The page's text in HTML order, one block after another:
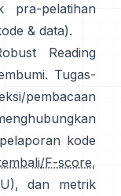
pelatihan
& data).
Reading
Tugas-
pembacaan
kode
F-score,
dan metrik